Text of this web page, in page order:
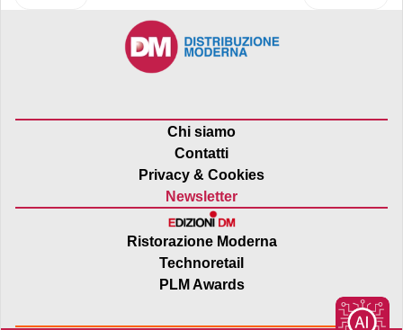
Chi siamo
Contatti
Privacy & Cookies
Newsletter
Ristorazione Moderna
Technoretail
PLM Awards